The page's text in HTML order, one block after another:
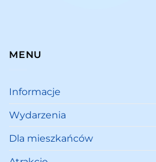
MENU
Informacje
Wydarzenia
Dla mieszkańców